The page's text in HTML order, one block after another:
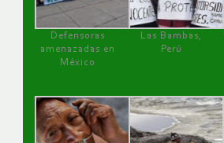
Defensoras
amenazadas en
México
Las Bambas,
Perú